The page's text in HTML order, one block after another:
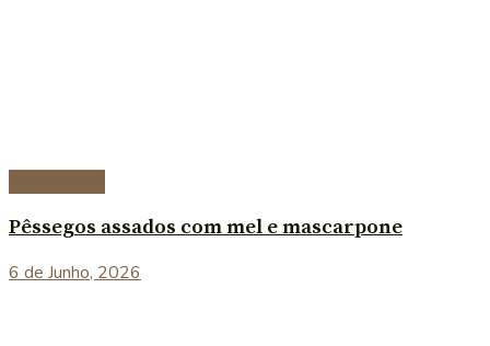
Pêssegos assados com mel e mascarpone
6 de Junho, 2026